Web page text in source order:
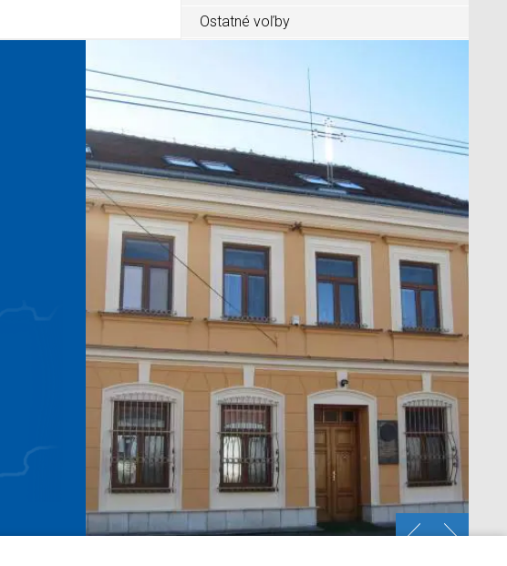
Ostatné voľby